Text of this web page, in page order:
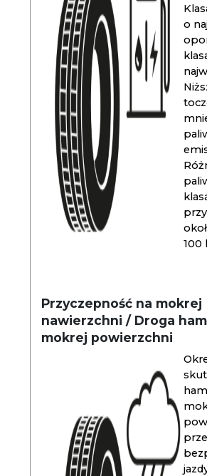
o
100
Przyczepność na mokrej
nawierzchni / Droga
mokrej powierzchni